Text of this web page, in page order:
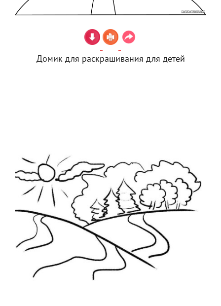
Домик для раскрашивания для детей